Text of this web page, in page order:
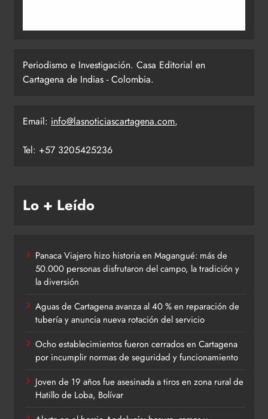
Periodismo e Investigación. Casa Editorial en
Cartagena de Indias - Colombia.
Email: info@lasnoticiascartagena.com,
Tel: +57 3205425236
Lo + Leído
Panaca Viajero hizo historia en Magangué: más de
50.000 personas disfrutaron del campo, la tradición y
la diversión
Aguas de Cartagena avanza al 40 % en reparación de
tubería y anuncia nueva rotación del servicio
Ocho establecimientos fueron cerrados en Cartagena
por incumplir normas de seguridad y funcionamiento
Joven de 19 años fue asesinada a tiros en zona rural de
Hatillo de Loba, Bolívar